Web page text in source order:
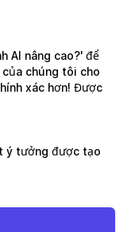
AI nâng cao?' để
chúng tôi cho
xác hơn! Được
ý tưởng được tạo